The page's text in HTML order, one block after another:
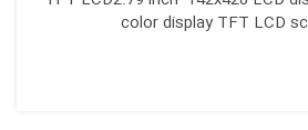
color display TFT LCD